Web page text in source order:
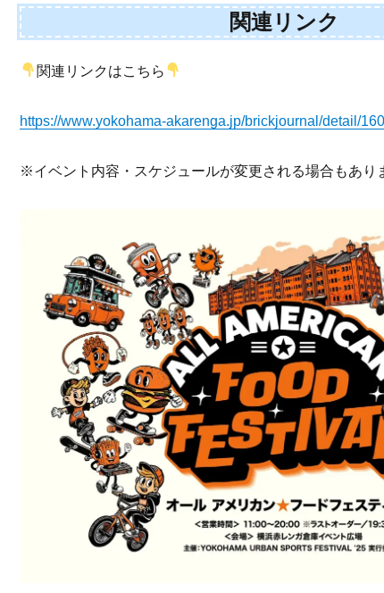
関連リンク
関連リンクはこちら
https://www.yokohama-akarenga.jp/brickjournal/detail/160
※イベント内容・スケジュールが変更される場合もあり